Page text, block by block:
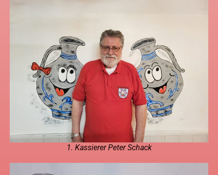
1. Kassierer Peter Schack